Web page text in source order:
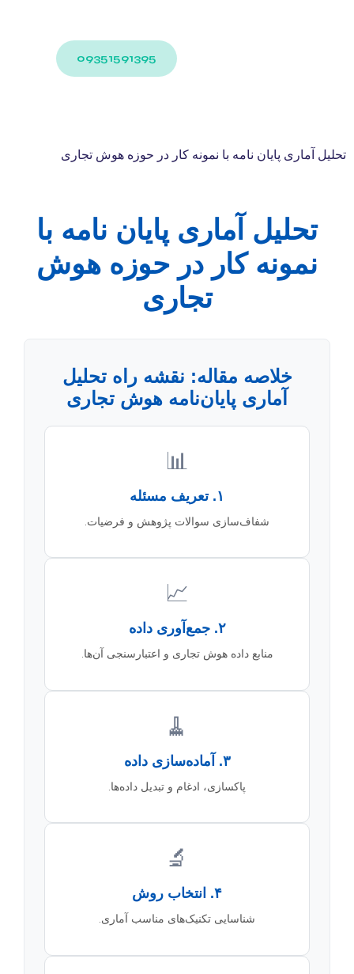
09351591395
تحلیل آماری پایان نامه با نمونه کار در حوزه هوش تجاری
تحلیل آماری پایان نامه با
نمونه کار در حوزه هوش
تجاری
خلاصه مقاله: نقشه راه تحلیل
آماری پایان‌نامه هوش تجاری
📊
۱. تعریف مسئله
شفاف‌سازی سوالات پژوهش و فرضیات.
📈
۲. جمع‌آوری داده
منابع داده هوش تجاری و اعتبارسنجی آن‌ها.
🧹
۳. آماده‌سازی داده
پاکسازی، ادغام و تبدیل داده‌ها.
🔬
۴. انتخاب روش
شناسایی تکنیک‌های مناسب آماری.